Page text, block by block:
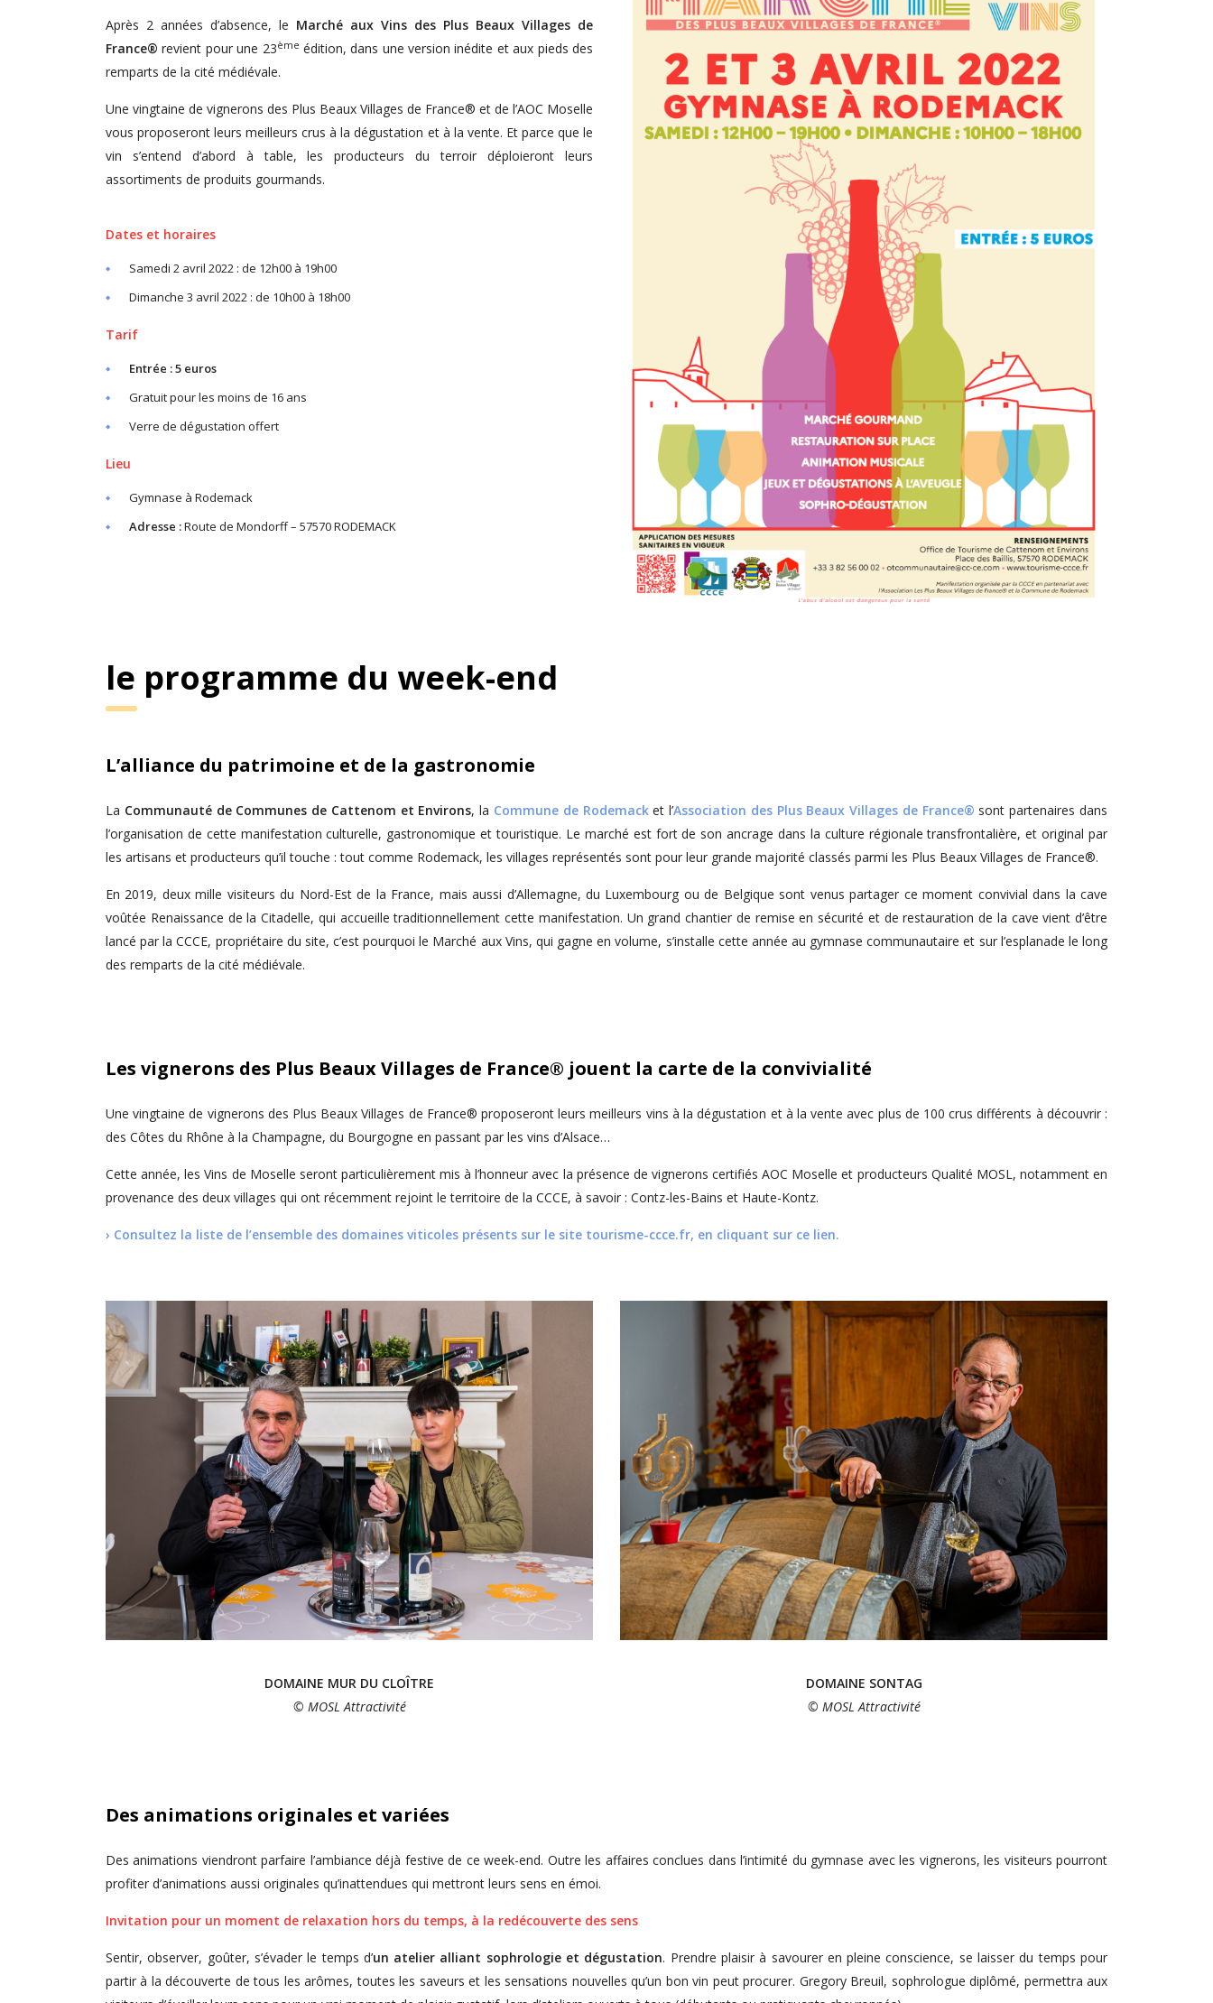
Après 2 années d’absence, le Marché aux Vins des Plus Beaux Villages de
France® revient pour une 23ème édition, dans une version inédite et aux pieds des
remparts de la cité médiévale.
Une vingtaine de vignerons des Plus Beaux Villages de France® et de l’AOC Moselle
vous proposeront leurs meilleurs crus à la dégustation et à la vente. Et parce que le
vin s’entend d’abord à table, les producteurs du terroir déploieront leurs
assortiments de produits gourmands.
Dates et horaires
Samedi 2 avril 2022 : de 12h00 à 19h00
Dimanche 3 avril 2022 : de 10h00 à 18h00
Tarif
Entrée : 5 euros
Gratuit pour les moins de 16 ans
Verre de dégustation offert
Lieu
Gymnase à Rodemack
Adresse :Route de Mondorff – 57570 RODEMACK
le programme du week-end
L’alliance du patrimoine et de la gastronomie
La Communauté de Communes de Cattenom et Environs, la Commune de Rodemacket l’Association des Plus Beaux Villages de France® sont partenaires dans
l’organisation de cette manifestation culturelle, gastronomique et touristique. Le marché est fort de son ancrage dans la culture régionale transfrontalière, et original par
les artisans et producteurs qu’il touche : tout comme Rodemack, les villages représentés sont pour leur grande majorité classés parmi les Plus Beaux Villages de France®.
En 2019, deux mille visiteurs du Nord-Est de la France, mais aussi d’Allemagne, du Luxembourg ou de Belgique sont venus partager ce moment convivial dans la cave
voûtée Renaissance de la Citadelle, qui accueille traditionnellement cette manifestation. Un grand chantier de remise en sécurité et de restauration de la cave vient d’être
lancé par la CCCE, propriétaire du site, c’est pourquoi le Marché aux Vins, qui gagne en volume, s’installe cette année au gymnase communautaire et sur l’esplanade le long
des remparts de la cité médiévale.
Les vignerons des Plus Beaux Villages de France® jouent la carte de la convivialité
Une vingtaine de vignerons des Plus Beaux Villages de France® proposeront leurs meilleurs vins à la dégustation et à la vente avec plus de 100 crus différents à découvrir :
des Côtes du Rhône à la Champagne, du Bourgogne en passant par les vins d’Alsace…
Cette année, les Vins de Moselle seront particulièrement mis à l’honneur avec la présence de vignerons certifiés AOC Moselle et producteurs Qualité MOSL, notamment en
provenance des deux villages qui ont récemment rejoint le territoire de la CCCE, à savoir : Contz-les-Bains et Haute-Kontz.
› Consultez la liste de l’ensemble des domaines viticoles présents sur le site tourisme-ccce.fr, en cliquant sur ce lien.
DOMAINE MUR DU CLOÎTRE
© MOSL Attractivité
DOMAINE SONTAG
© MOSL Attractivité
Des animations originales et variées
Des animations viendront parfaire l’ambiance déjà festive de ce week-end. Outre les affaires conclues dans l’intimité du gymnase avec les vignerons, les visiteurs pourront
profiter d’animations aussi originales qu’inattendues qui mettront leurs sens en émoi.
Invitation pour un moment de relaxation hors du temps, à la redécouverte des sens
Sentir, observer, goûter, s’évader le temps d’un atelier alliant sophrologie et dégustation. Prendre plaisir à savourer en pleine conscience, se laisser du temps pour
partir à la découverte de tous les arômes, toutes les saveurs et les sensations nouvelles qu’un bon vin peut procurer. Gregory Breuil, sophrologue diplômé, permettra aux